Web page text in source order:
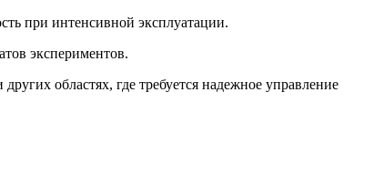
при интенсивной эксплуатации.
экспериментов.
областях, где требуется надежное управление